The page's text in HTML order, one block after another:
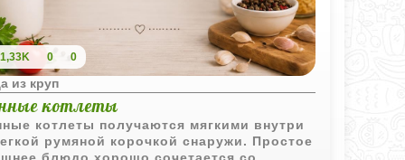
1,33K 0 0
из круп
котлеты
котлеты получаются мягкими внутри
румяной корочкой снаружи. Простое